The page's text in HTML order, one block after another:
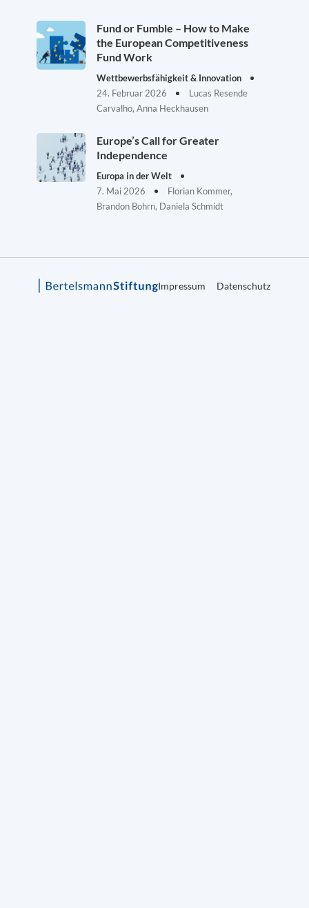
Fund or Fumble – How to Make
the European Competitiveness
Fund Work
Wettbewerbsfähigkeit & Innovation
24. Februar 2026
Lucas Resende
Carvalho, Anna Heckhausen
Europe’s Call for Greater
Independence
Europa in der Welt
7. Mai 2026
Florian Kommer,
Brandon Bohrn, Daniela Schmidt
Impressum Datenschutz